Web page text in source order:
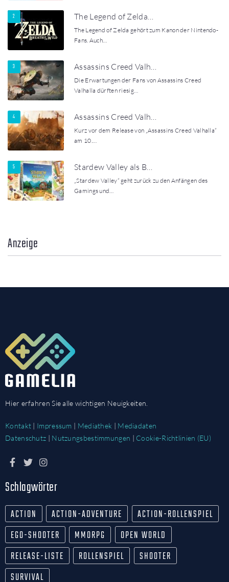
The Legend of Zelda…
The Legend of Zelda gehört zum Kanon der Nintendo-
Fans. Auch…
Assassins Creed Valh…
Die Erwartungen der Fans von Assassins Creed
Valhalla dürften riesig…
Assassins Creed Valh…
Kurz vor dem Release von „Assassins Creed Valhalla“
am 10.…
Stardew Valley als B…
„Stardew Valley“ geht zurück zu den Anfängen des
Gamings und…
Anzeige
Hier erfahren Sie alle wichtigen Neuigkeiten.
Kontakt | Impressum | Mediathek | Mediadaten
Datenschutz | Nutzungsbestimmungen | Cookie-Richtlinien (EU)
Schlagwörter
ACTION ACTION-ADVENTURE
ACTION-ROLLENSPIEL
EGO-SHOOTER
MMORPG
OPEN WORLD
RELEASE-LISTE
ROLLENSPIEL
SHOOTER
SURVIVAL